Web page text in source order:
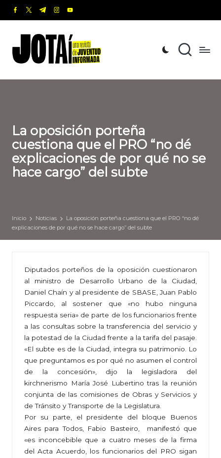
Saltar
contenido
facebook.com
twitter.com
t.me instagram.com
youtube.com
o
t
revista
de
Informada
La oposición porteña
cuestiona que el PRO “no dé
explicaciones de por qué no se
hace cargo” del subte
Inicio Noticias
La oposición porteña cuestiona que el PRO “no dé
explicaciones de por qué no se hace cargo” del subte
Diputados porteños de la oposición cuestionaron
al ministro de Desarrollo Urbano de la Ciudad,
Daniel Chaín y al presidente de SBASE, Juan Pablo
Piccardo, al sostener que «no hubo ninguna
respuesta seria» de parte de los funcionarios frente
a las consultas sobre la transferencia del servicio y
la potestad de la Ciudad frente a la tarifa del pasaje.
«El subte es de la Ciudad, integra su patrimonio. Lo
que preguntamos es por qué no asumen el control
de la concesión», dijo la legisladora del
kirchnerismo María José Lubertino tras la reunión
conjunta de las comisiones de Obras y Servicios y
de Tránsito y Transporte de la Legislatura.
Por su parte, el presidente del bloque Buenos
Aires para Todos, Fabio Basteiro, manifestó que
«es inconcebible que a cuatro meses de la firma
del Acta Acuerdo, los funcionarios del PRO sigan